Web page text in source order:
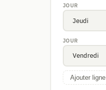
JOUR
JOUR
Ajouter ligne